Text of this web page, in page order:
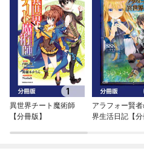
異世界チート魔術師
【分冊版】
アラフォー賢
界生活日記【分